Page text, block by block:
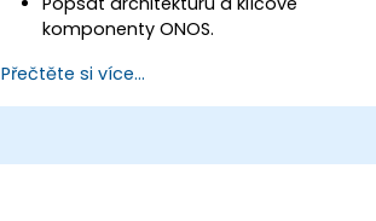
komponenty ONOS.
na systému založeném na Linuxu.
Nastavit jednoduchou síť SDN s
Přečtěte si více...